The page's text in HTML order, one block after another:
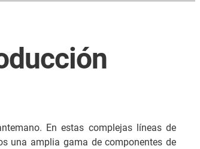
En estas complejas líneas de
una amplia gama de componentes de